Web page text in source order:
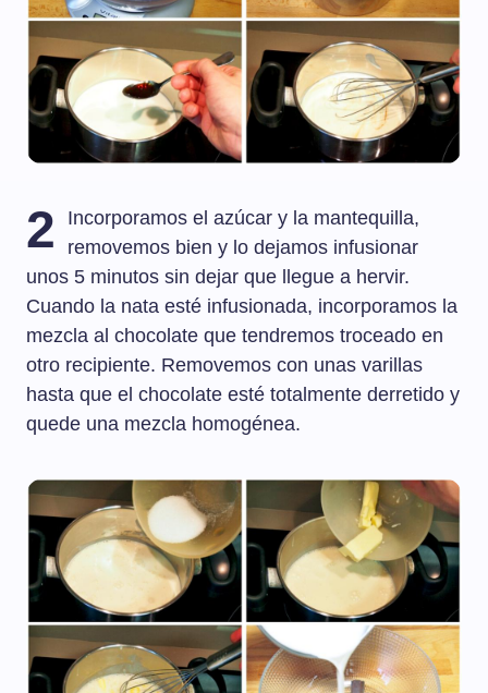
2
Incorporamos el azúcar y la mantequilla,
removemos bien y lo dejamos infusionar
unos 5 minutos sin dejar que llegue a hervir.
Cuando la nata esté infusionada, incorporamos la
mezcla al chocolate que tendremos troceado en
otro recipiente. Removemos con unas varillas
hasta que el chocolate esté totalmente derretido y
quede una mezcla homogénea.